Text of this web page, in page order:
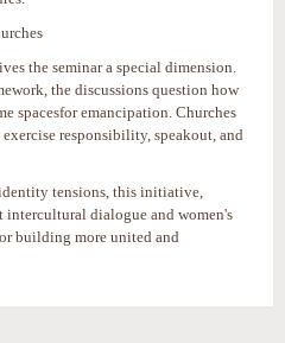
the seminar a special dimension.
the discussions question how
spacesfor emancipation. Churches
responsibility, speakout, and
tensions, this initiative,
intercultural dialogue and women's
building more united and